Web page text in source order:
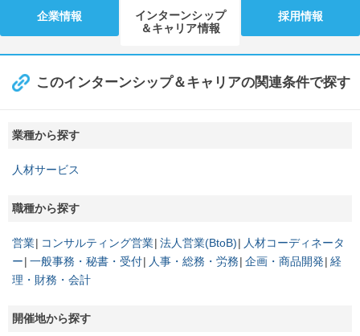
企業情報
インターンシップ
＆キャリア情報
採用情報
このインターンシップ＆キャリアの関連条件で探す
業種から探す
人材サービス
職種から探す
営業 コンサルティング営業 法人営業(BtoB)
人材コーディネータ
ー 一般事務・秘書・受付 人事・総務・労務 企画・商品開発 経
理・財務・会計
開催地から探す